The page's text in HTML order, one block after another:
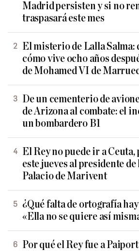
Madrid persisten y si no
traspasará este mes
El misterio de Lalla Salma:
cómo vive ocho años
de Mohamed VI de
De un cementerio de
de Arizona al combate: el
un bombardero B1
El Rey no puede ir a
este jueves al presidente
Palacio de Marivent
¿Qué falta de ortografía
«Ella no se quiere así
Por qué el Rey fue a